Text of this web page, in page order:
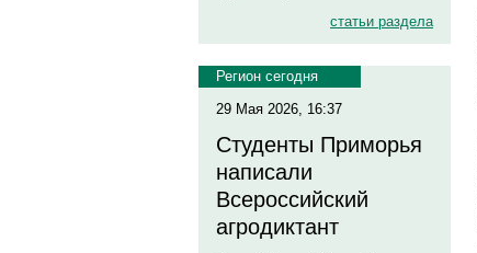
статьи раздела
Регион сегодня
29 Мая 2026, 16:37
Студенты Приморья
написали
Всероссийский
агродиктант